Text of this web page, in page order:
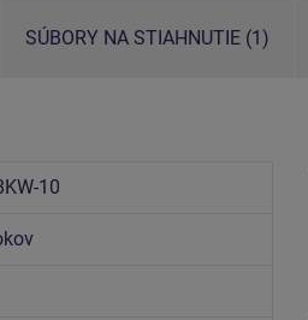
SÚBORY NA STIAHNUTIE (1)
10